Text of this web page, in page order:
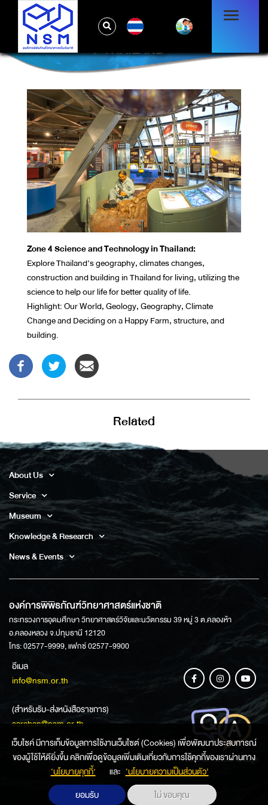
ZONE 4 SCIENCE AND TECHNOLOGY IN
THAILAND
Zone 4 Science and Technology in Thailand:
Explore Thailand’s geography, climates changes,
construction and building in Thailand for living, utilizing the
science to help our life for better quality of life.
Highlight: Our World, Geology, Geography, Climate
Change and Deciding on a Happy Farm, structure, and
building.
Related
About Us
Service
Museum
Knowledge & Research
News & Events
องค์การพิพิธภัณฑ์วิทยาศาสตร์แห่งชาติ
กระทรวงการอุดมศึกษา วิทยาศาสตร์วิจัยและนวัตกรรม 39 หมู่ 3 ต.คลองห้า
อ.คลองหลวง จ.ปทุมธานี 12120
โทร: 02577-9999, แฟกซ์ 02577-9900
อีเมล
info@nsm.or.th
(สำหรับรับ-ส่งหนังสือราชการ)
saraban@nsm.or.th
ช่องทางการสอบถามข้อมูล
เว็บไซค์ มีการเก็บข้อมูลการใช้งานเว็บไซต์ (Cookies) เพื่อพัฒนาประสบการณ์
ของผู้ใช้ให้ดียิ่งขึ้น คลิกเพื่อดูข้อมูลเพิ่มเติมเกี่ยวกับการใช้คุกกี้ของเราผ่านทาง
‘นโยบายคุกกี้’
และ ‘นโยบายความเป็นส่วนตัว'
ยอมรับ
ไม่ ขอบคุณ